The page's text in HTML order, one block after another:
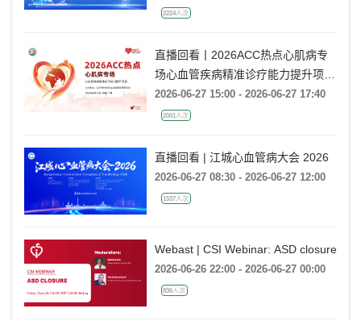
2224人次
直播回看丨2026ACC热点心肌病专
场心血管疾病精准诊疗能力提升项目
广州场
2026-06-27 15:00 - 2026-06-27 17:40
2001人次
直播回看 | 江城心血管病大会 2026
2026-06-27 08:30 - 2026-06-27 12:00
1537人次
Webast | CSI Webinar: ASD closure
2026-06-26 22:00 - 2026-06-27 00:00
836人次